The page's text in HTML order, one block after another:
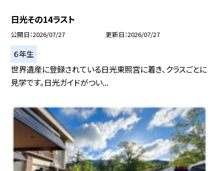
日光その14ラスト
公開日 2026/07/27 更新日 2026/07/27
６年生
世界遺産に登録されている日光東照宮に着き、クラスごとに
見学です。日光ガイドがつい...